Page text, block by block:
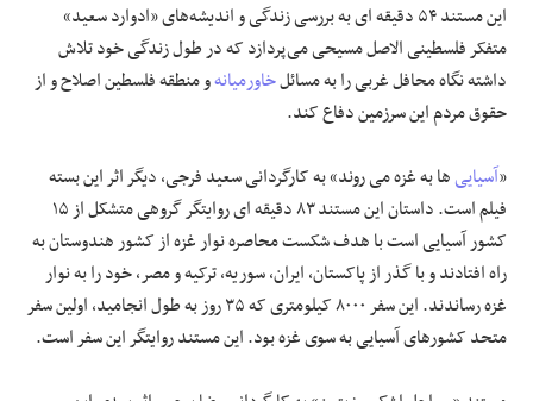
این مستند ۵۴ دقیقه ای به بررسی زندگی و اندیشه‌های «ادوارد سعید»
متفکر فلسطینی الاصل مسیحی می‌پردازد که در طول زندگی خود تلاش
داشته نگاه محافل غربی را به مسائلخاورمیانهو منطقه فلسطین اصلاح و از
حقوق مردم این سرزمین دفاع کند.
«آسیاییها به غزه می روند» به کارگردانی سعید فرجی، دیگر اثر این بسته
فیلم است. داستان این مستند ۸۳ دقیقه ای روایتگر گروهی متشکل از ۱۵
کشور آسیایی است با هدف شکست محاصره نوار غزه از کشور هندوستان به
راه افتادند و با گذر از پاکستان، ایران، سوریه، ترکیه و مصر، خود را به نوار
غزه رساندند. این سفر ۸۰۰۰ کیلومتری که ۳۵ روز به طول انجامید، اولین سفر
متحد کشورهای آسیایی به سوی غزه بود. این مستند روایتگر این سفر است.